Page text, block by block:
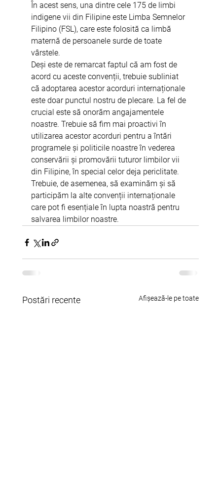
În acest sens, una dintre cele 175 de limbi
indigene vii din Filipine este Limba Semnelor
Filipino (FSL), care este folosită ca limbă
maternă de persoanele surde de toate
vârstele.
Deși este de remarcat faptul că am fost de
acord cu aceste convenții, trebuie subliniat
că adoptarea acestor acorduri internaționale
este doar punctul nostru de plecare. La fel de
crucial este să onorăm angajamentele
noastre. Trebuie să fim mai proactivi în
utilizarea acestor acorduri pentru a întări
programele și politicile noastre în vederea
conservării și promovării tuturor limbilor vii
din Filipine, în special celor deja periclitate.
Trebuie, de asemenea, să examinăm și să
participăm la alte convenții internaționale
care pot fi esențiale în lupta noastră pentru
salvarea limbilor noastre.
Postări recente Afișează-le pe toate